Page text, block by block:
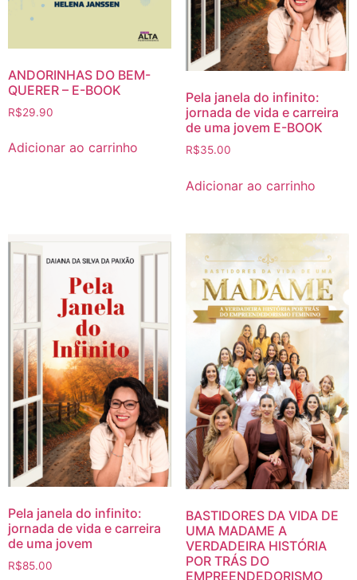
ANDORINHAS DO BEM-
QUERER – E-BOOK
R$29.90
Adicionar ao carrinho
Pela janela do infinito:
jornada de vida e carreira
de uma jovem E-BOOK
R$35.00
Adicionar ao carrinho
Pela janela do infinito:
jornada de vida e carreira
de uma jovem
R$85.00
BASTIDORES DA VIDA DE
UMA MADAME A
VERDADEIRA HISTÓRIA
POR TRÁS DO
EMPREENDEDORISMO